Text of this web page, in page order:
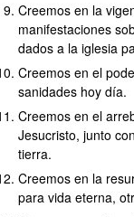
Creemos en la
manifestaciones
dados a la iglesia
Creemos en el
sanidades hoy día.
Creemos en el
Jesucristo, junto
tierra.
Creemos en la
para vida eterna,